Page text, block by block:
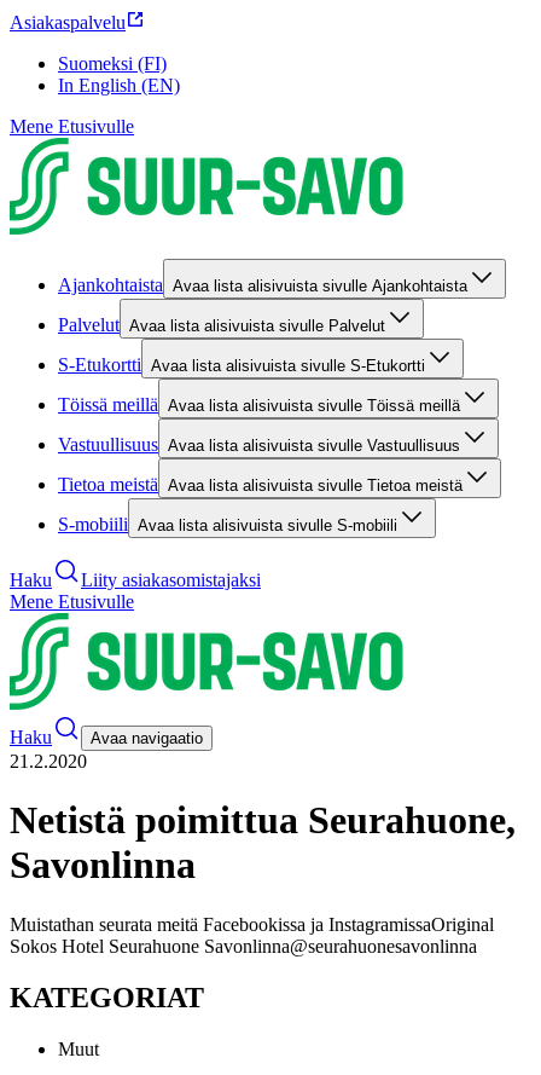
Asiakaspalvelu
Suomeksi (FI)
In English (EN)
Mene Etusivulle
Ajankohtaista Avaa lista alisivuista sivulle Ajankohtaista
Palvelut Avaa lista alisivuista sivulle Palvelut
S-Etukortti Avaa lista alisivuista sivulle S-Etukortti
Töissä meillä Avaa lista alisivuista sivulle Töissä meillä
Vastuullisuus Avaa lista alisivuista sivulle Vastuullisuus
Tietoa meistä Avaa lista alisivuista sivulle Tietoa meistä
S-mobiili Avaa lista alisivuista sivulle S-mobiili
Haku
Liity asiakasomistajaksi
Mene Etusivulle
Haku Avaa navigaatio
21.2.2020
Netistä poimittua Seurahuone,
Savonlinna
Muistathan seurata meitä Facebookissa ja InstagramissaOriginal
Sokos Hotel Seurahuone Savonlinna@seurahuonesavonlinna
KATEGORIAT
Muut